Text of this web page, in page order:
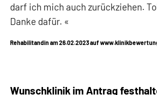
darf ich mich auch zurückziehen.
Danke dafür.
Rehabilitandin am 26.02.2023 auf
Wunschklinik im Antrag